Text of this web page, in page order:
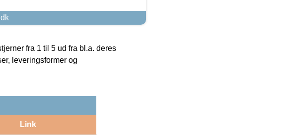
fra 1 til 5 ud fra bl.a. deres
leveringsformer og
Link